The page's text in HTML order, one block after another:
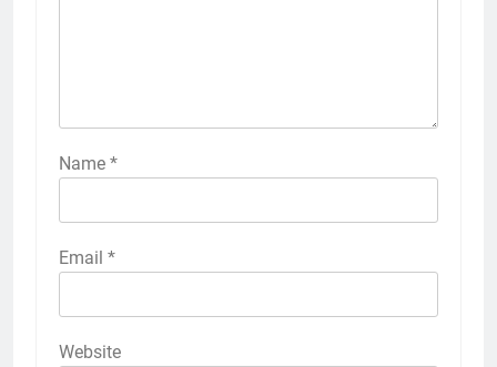
Name *
Email *
Website